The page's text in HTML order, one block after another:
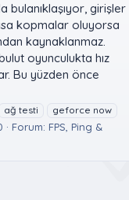
bulanıklaşıyor, girişler
kopmalar oluyorsa
kaynaklanmaz.
oyunculukta hız
Bu yüzden önce
ağ testi
geforce now
Forum: FPS, Ping &